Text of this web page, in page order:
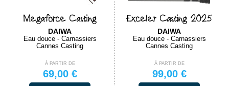
Megaforce Casting
DAIWA
Eau douce - Carnassiers
Cannes Casting
À PARTIR DE
69,00 €
Exceler Casting 2025
DAIWA
Eau douce - Carnassiers
Cannes Casting
À PARTIR DE
99,00 €